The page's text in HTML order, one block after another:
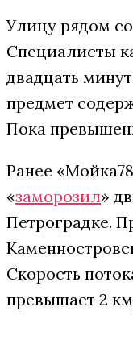
Улицу рядом
Специалисты
двадцать
предмет
Пока
Ранее
«заморозил»
Петроградке.
Скорость
превышает 2